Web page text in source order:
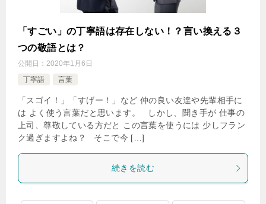
「すごい」の丁寧語は存在しない！？言い換える３
つの敬語とは？
公開日： 2020年1月6日
丁寧語
言葉
「スゴイ！」「すげー！」など 仲の良い友達や先輩相手に
は よく使う言葉だと思います。 しかし、聞き手が 仕事の
上司、尊敬している方だと この言葉を使うには 少しフラン
ク過ぎますよね？ そこで今 […]
続きを読む